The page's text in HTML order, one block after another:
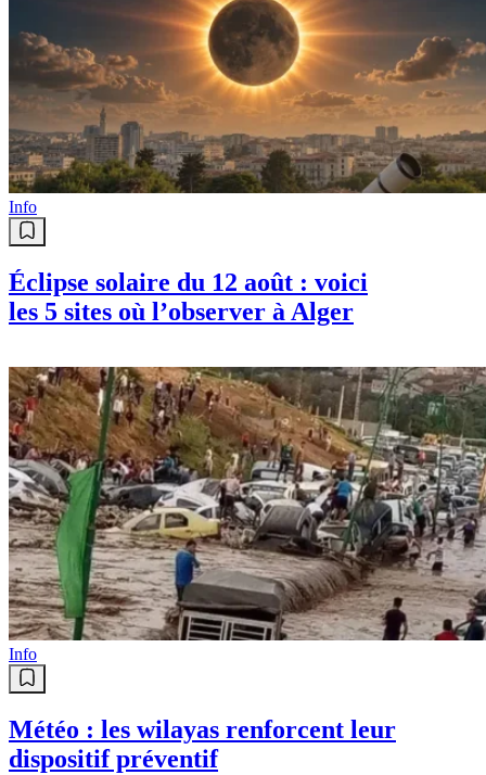
Info
Éclipse solaire du 12 août : voici
les 5 sites où l’observer à Alger
Info
Météo : les wilayas renforcent leur
dispositif préventif